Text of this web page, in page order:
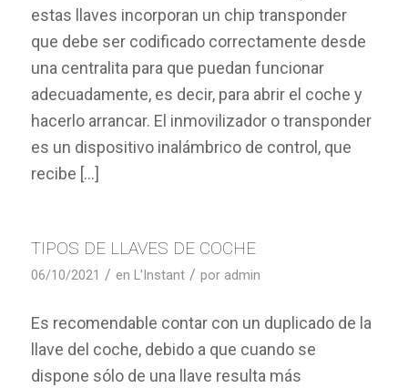
estas llaves incorporan un chip transponder
que debe ser codificado correctamente desde
una centralita para que puedan funcionar
adecuadamente, es decir, para abrir el coche y
hacerlo arrancar. El inmovilizador o transponder
es un dispositivo inalámbrico de control, que
recibe […]
TIPOS DE LLAVES DE COCHE
06/10/2021 / en L'Instant / por admin
Es recomendable contar con un duplicado de la
llave del coche, debido a que cuando se
dispone sólo de una llave resulta más